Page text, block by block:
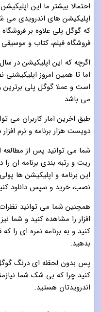
احتمالا بیشتر ما این
اپلیکیشن های اندرویدی می
که گوگل پلی علاوه بر
فروشگاه فیلم، کتاب و
اما تا همین امروز
است و عملا گوگل پلی
می باشد.
طبق اخرین امار کاربران می
دویست هزار برنامه و نرم
شما می توانید پس از مطالعه
ریت و رتبه بندی برنامه ان
این برنامه و اپلیکیشن ها
نصب، خرید و سپس دانلود
همچنین شما می توانید
افزار را مشاهده کنید و شما
کنید و به برنامه نمره ای را
بدهید.
کنید چرا که بی شک شما
اندرویدتان هستید.